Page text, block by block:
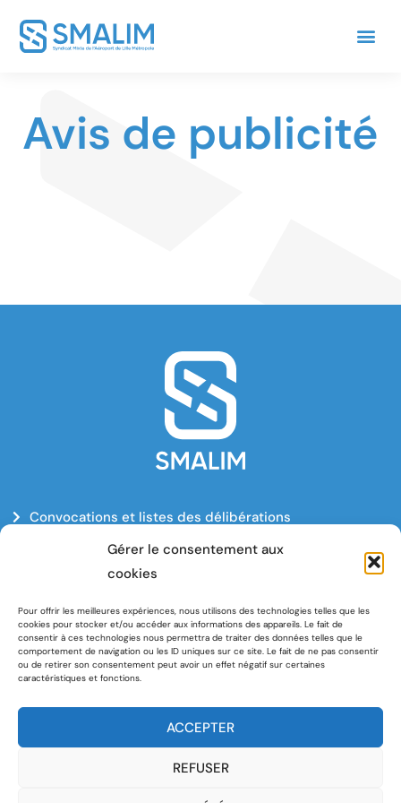
Gérer le consentement aux
cookies
Pour offrir les meilleures expériences, nous utilisons des technologies telles que les
cookies pour stocker et/ou accéder aux informations des appareils. Le fait de
consentir à ces technologies nous permettra de traiter des données telles que le
comportement de navigation ou les ID uniques sur ce site. Le fait de ne pas consentir
ou de retirer son consentement peut avoir un effet négatif sur certaines
caractéristiques et fonctions.
ACCEPTER
REFUSER
Avis de publicité
Convocations et listes des délibérations
Délibérations
Avis de publicité
Politique de cookies
Syndicat Mixte de l’Aéroport de Lille Métropole (SMALIM)
151, Avenue du Président Hoover